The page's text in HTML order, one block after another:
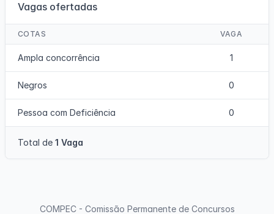
Vagas ofertadas
COTAS VAGA
Ampla concorrência 1
Negros 0
Pessoa com Deficiência 0
Total de 1 Vaga
COMPEC - Comissão Permanente de Concursos